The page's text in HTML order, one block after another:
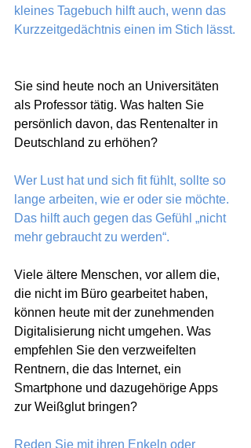
kleines Tagebuch hilft auch, wenn das
Kurzzeitgedächtnis einen im Stich lässt.
Sie sind heute noch an Universitäten
als Professor tätig. Was halten Sie
persönlich davon, das Rentenalter in
Deutschland zu erhöhen?
Wer Lust hat und sich fit fühlt, sollte so
lange arbeiten, wie er oder sie möchte.
Das hilft auch gegen das Gefühl „nicht
mehr gebraucht zu werden“.
Viele ältere Menschen, vor allem die,
die nicht im Büro gearbeitet haben,
können heute mit der zunehmenden
Digitalisierung nicht umgehen. Was
empfehlen Sie den verzweifelten
Rentnern, die das Internet, ein
Smartphone und dazugehörige Apps
zur Weißglut bringen?
Reden Sie mit ihren Enkeln oder